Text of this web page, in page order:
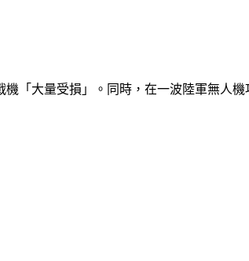
「大量受損」。同時，在一波陸軍無人